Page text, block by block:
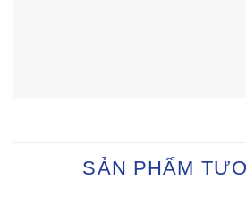
SẢN PHẨM